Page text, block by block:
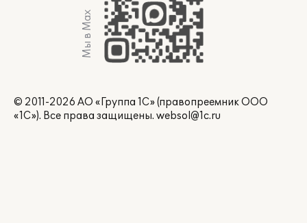
Мы в Max
© 2011-2026 АО «Группа 1С» (правопреемник ООО
«1С»). Все права защищены. websol@1c.ru